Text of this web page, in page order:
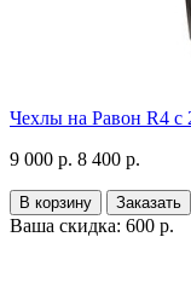
Чехлы на Равон R4 с
9 000 р. 8 400 р.
В корзину Заказать
Ваша скидка: 600 р.